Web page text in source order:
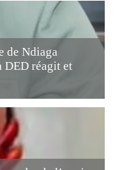
de Ndiaga
DED réagit et